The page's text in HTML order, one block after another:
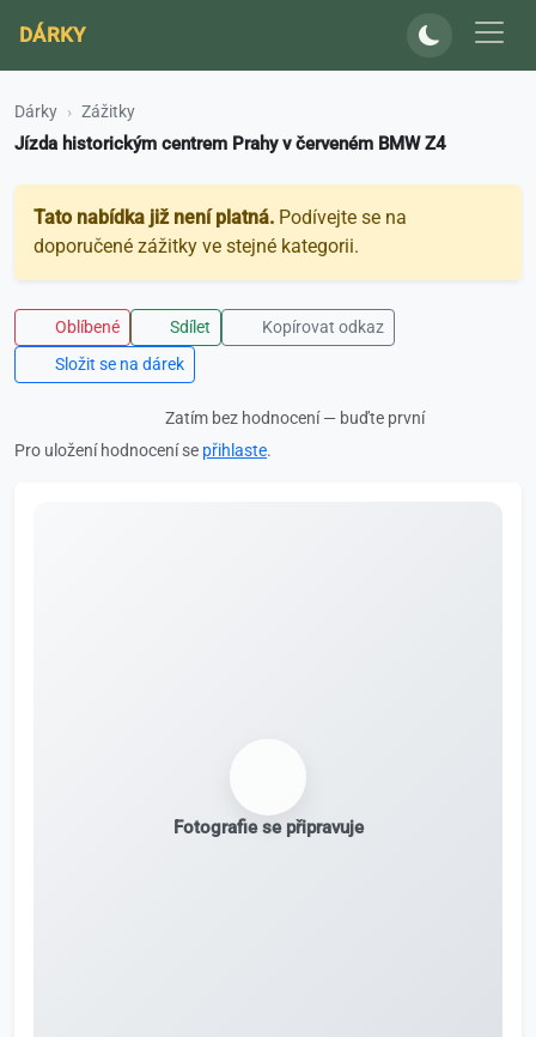
DÁRKY
Dárky Zážitky
Jízda historickým centrem Prahy v červeném BMW Z4
Tato nabídka již není platná. Podívejte se na
doporučené zážitky ve stejné kategorii.
Oblíbené Sdílet
Kopírovat odkaz
Složit se na dárek
Zatím bez hodnocení — buďte první
Pro uložení hodnocení se přihlaste.
Fotografie se připravuje